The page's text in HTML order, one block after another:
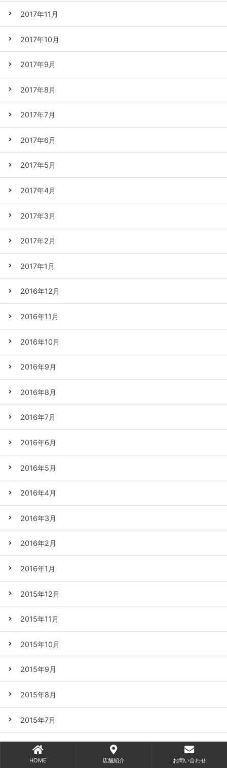
2017年11月
2017年10月
2017年9月
2017年8月
2017年7月
2017年6月
2017年5月
2017年4月
2017年3月
2017年2月
2017年1月
2016年12月
2016年11月
2016年10月
2016年9月
2016年8月
2016年7月
2016年6月
2016年5月
2016年4月
2016年3月
2016年2月
2016年1月
2015年12月
2015年11月
2015年10月
2015年9月
2015年8月
2015年7月
2015年6月
HOME 店舗紹介 お問い合わせ